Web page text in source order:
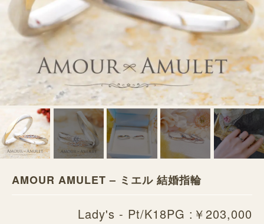
AMOUR AMULET – ミエル 結婚指輪
Lady's - Pt/K18PG :￥203,000